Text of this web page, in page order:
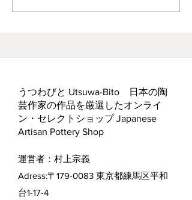
うつわびと Utsuwa-Bito 日本の陶
芸作家の作品を厳選したオンライ
ン・セレクトショップ Japanese
Artisan Pottery Shop
運営者：村上宗義
Adress:〒179-0083 東京都練馬区平和
台1-17-4